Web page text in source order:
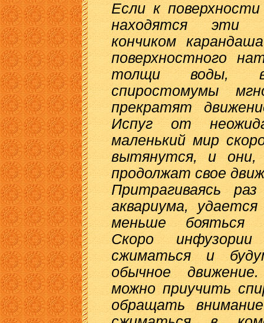
Если к
находятся эти
кончиком
поверхностного
толщи воды,
спиростомумы
прекратят
Испуг от
маленький мир
вытянутся, и
продолжат свое
Притрагиваясь
аквариума,
меньше бояться
Скоро
сжиматься и
обычное
можно приучить
обращать